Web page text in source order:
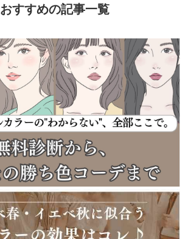
おすすめの記事一覧